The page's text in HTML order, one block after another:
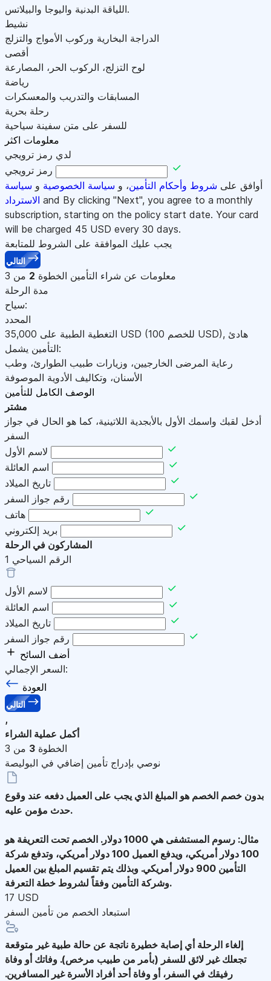
اللياقة البدنية واليوجا والبيلاتس.
نشيط
الدراجة البخارية وركوب الأمواج والتزلج
أقصى
لوح التزلج، الركوب الحر، المصارعة
رياضة
المسابقات والتدريب والمعسكرات
رحلة بحرية
للسفر على متن سفينة سياحية
معلومات اكثر
لدي رمز ترويجي
رمز ترويجي
أوافق على شروط وأحكام التأمين، و سياسة الخصوصية و سياسة
الاسترداد and By clicking "Next", you agree to a monthly
subscription, starting on the policy start date. Your card
will be charged 45 USD every 30 days.
يجب عليك الموافقة على الشروط للمتابعة
التالي
معلومات عن شراء التأمين الخطوة 2 من 3
مدة الرحلة
سياح:
المحدد
التغطية الطبية على 35,000 USD USD), هادئ
التأمين يشمل:
رعاية المرضى الخارجيين، وزيارات طبيب الطوارئ، وطب
الأسنان، وتكاليف الأدوية الموصوفة
الوصف الكامل للتأمين
مشتر
أدخل لقبك واسمك الأول بالأبجدية اللاتينية، كما هو الحال في جواز
السفر
لاسم الأول
اسم العائلة
تاريخ الميلاد
رقم جواز السفر
هاتف
بريد إلكتروني
المشاركون في الرحلة
الرقم السياحي 1
لاسم الأول
اسم العائلة
تاريخ الميلاد
رقم جواز السفر
أضف السائح
السعر الإجمالي:
العودة
التالي
,
أكمل عملية الشراء
الخطوة 3 من 3
نوصي بإدراج تأمين إضافي في البوليصة
بدون خصم الخصم هو المبلغ الذي يجب على العميل دفعه عند وقوع
حدث مؤمن عليه.
مثال: رسوم المستشفى هي 1000 دولار. الخصم تحت التعريفة هو
100 دولار أمريكي، ويدفع العميل 100 دولار أمريكي، وتدفع شركة
التأمين 900 دولار أمريكي. وبذلك يتم تقسيم المبلغ بين العميل
وشركة التأمين وفقاً لشروط خطة التعرفة.
17 USD
استبعاد الخصم من تأمين السفر
إلغاء الرحلة أي إصابة خطيرة ناتجة عن حالة طبية غير متوقعة
تجعلك غير لائق للسفر (بأمر من طبيب مرخص). وفاتك أو وفاة
رفيقك في السفر، أو وفاة أحد أفراد الأسرة غير المسافرين.